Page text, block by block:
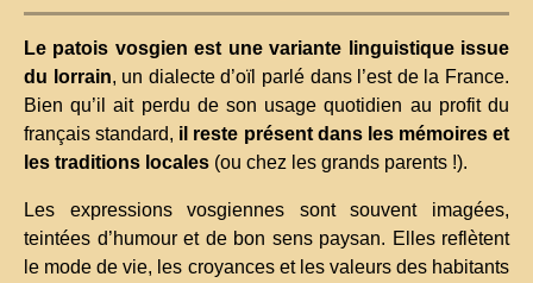
Le patois vosgien est une variante linguistique issue
du lorrain, un dialecte d’oïl parlé dans l’est de la France.
Bien qu’il ait perdu de son usage quotidien au profit du
français standard, il reste présent dans les mémoires et
les traditions locales (ou chez les grands parents !).
Les expressions vosgiennes sont souvent imagées,
teintées d’humour et de bon sens paysan. Elles reflètent
le mode de vie, les croyances et les valeurs des habitants